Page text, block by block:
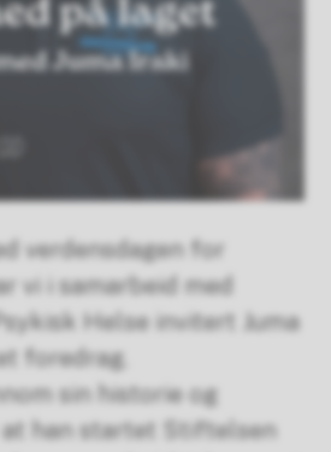
verdensdagen for
vi i samarbeid med
Helse invitert Juma
foredrag.
sin historie og
han startet Stiftelsen